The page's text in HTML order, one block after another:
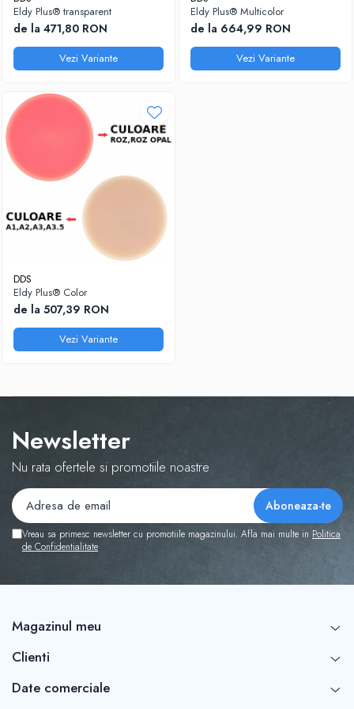
Disc Nano Compozit
Disc PMMA Eldy Plus
Diverse
hs-opaque
Sablatoare
Steamere
Eldy Plus® transparent
de la 471,80 RON
Vezi Variante
Eldy Plus® Multicolor
de la 664,99 RON
Vezi Variante
DDS
Eldy Plus® Color
de la 507,39 RON
Vezi Variante
Newsletter
Nu rata ofertele si promotiile noastre
Vreau sa primesc newsletter cu promotiile magazinului. Afla mai multe in Politica
de Confidentialitate
Magazinul meu
Clienti
Date comerciale